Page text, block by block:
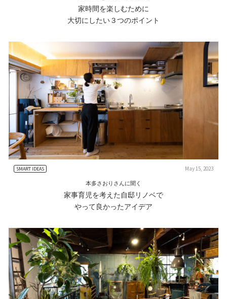
家時間を楽しむために
大切にしたい３つのポイント
SMART IDEAS May 15, 2023
本多さおりさんに聞く
家事育児を考えた自邸リノベで
やって良かったアイデア